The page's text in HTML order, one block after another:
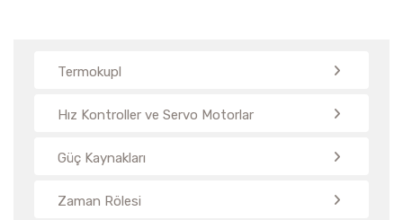
Termokupl
Hız Kontroller ve Servo Motorlar
Güç Kaynakları
Zaman Rölesi